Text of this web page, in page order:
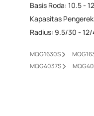
Basis Roda:10.5 -
Kapasitas
Radius:9.5/30 - 12/
MQG1630S
MQG4037S